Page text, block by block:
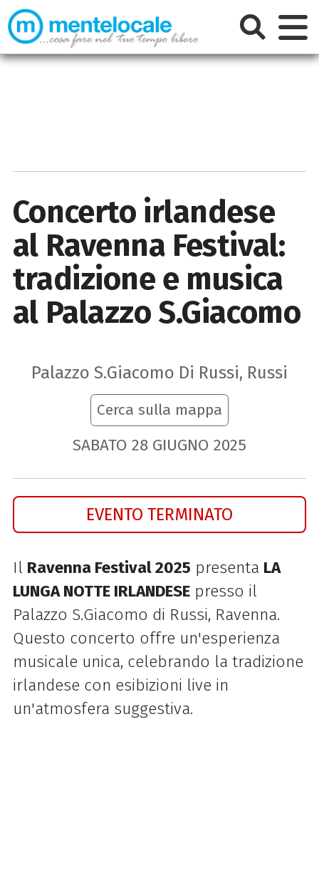
Concerto irlandese
al Ravenna Festival:
tradizione e musica
al Palazzo S.Giacomo
Palazzo S.Giacomo Di Russi, Russi
Cerca sulla mappa
SABATO 28 GIUGNO 2025
EVENTO TERMINATO
Il Ravenna Festival 2025 presenta LA
LUNGA NOTTE IRLANDESEpresso il
Palazzo S.Giacomo di Russi, Ravenna.
Questo concerto offre un'esperienza
musicale unica, celebrando la tradizione
irlandese con esibizioni live in
un'atmosfera suggestiva.